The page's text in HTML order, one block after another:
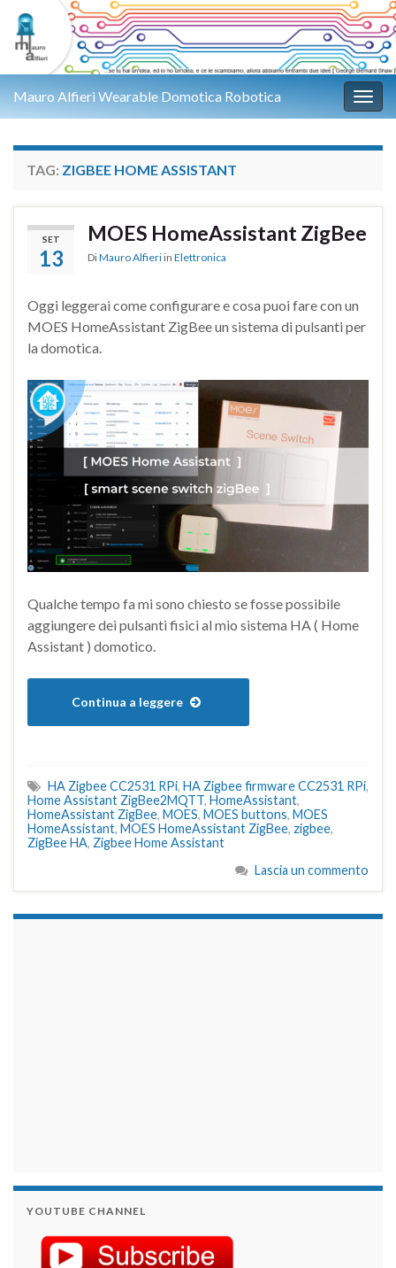
Mauro Alfieri Wearable Domotica Robotica
TAG: ZIGBEE HOME ASSISTANT
SET
13
MOES HomeAssistant ZigBee
DiMauro Alfieri in Elettronica
Oggi leggerai come configurare e cosa puoi fare con un
MOES HomeAssistant ZigBee un sistema di pulsanti per
la domotica.
Qualche tempo fa mi sono chiesto se fosse possibile
aggiungere dei pulsanti fisici al mio sistema HA ( Home
Assistant ) domotico.
Continua a leggere
HA Zigbee CC2531 RPi, HA Zigbee firmware CC2531 RPi,
Home Assistant ZigBee2MQTT, HomeAssistant,
HomeAssistant ZigBee, MOES, MOES buttons, MOES
HomeAssistant, MOES HomeAssistant ZigBee, zigbee,
ZigBee HA, Zigbee Home Assistant
Lascia un commento
YOUTUBE CHANNEL